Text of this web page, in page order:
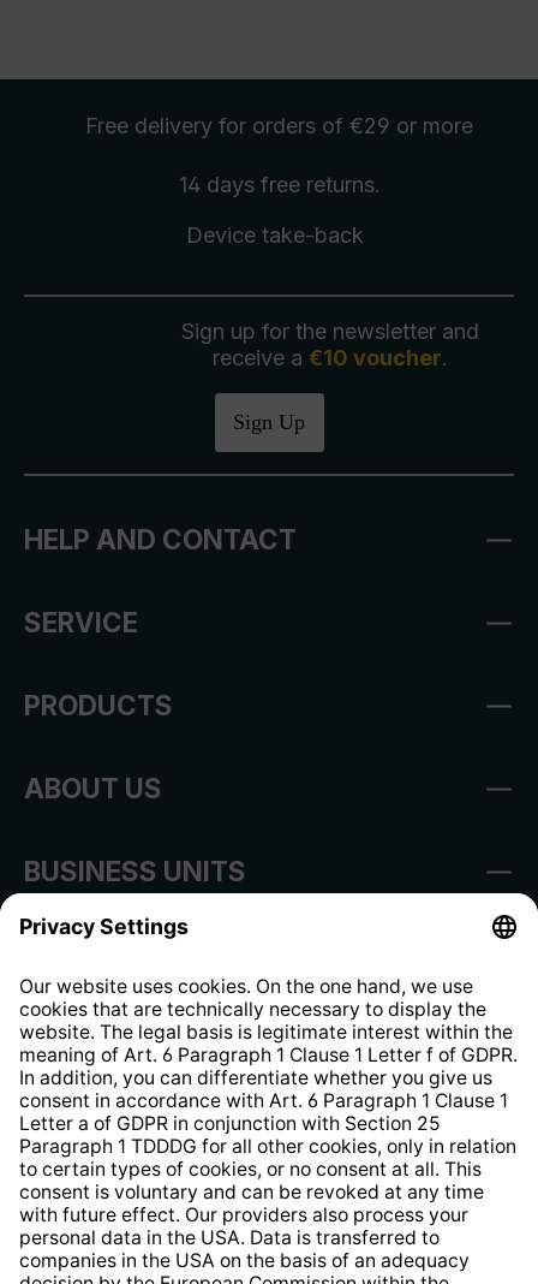
Free delivery for orders of €29 or more
14 days free returns.
Device take-back
Sign up for the newsletter and
receive a €10 voucher.
Sign Up
HELP AND CONTACT
SERVICE
PRODUCTS
ABOUT US
BUSINESS UNITS
Information clause for contractors
Website Information Clause
Strategia podatkowa
Whistleblower Protection System